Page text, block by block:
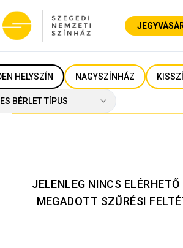
HELYSZÍN NAGYSZÍNHÁZ
BÉRLET TÍPUS
JELENLEG NINCS
MEGADOTT SZŰRÉSI